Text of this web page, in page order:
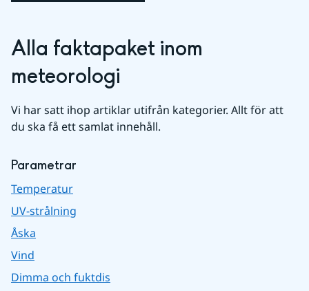
Alla faktapaket inom
meteorologi
Vi har satt ihop artiklar utifrån kategorier. Allt för att
du ska få ett samlat innehåll.
Parametrar
Temperatur
UV-strålning
Åska
Vind
Dimma och fuktdis